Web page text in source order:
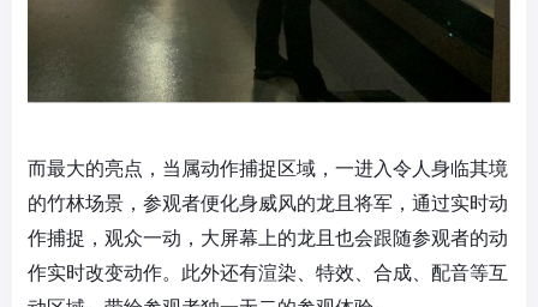
而最大的亮点，当属动作捕捉区域，一进入令人身临其境
的竹林场景，参观者便化身威风的龙且将军，通过实时动
作捕捉，观众一动，大屏幕上的龙且也会跟随参观者的动
作实时改变动作。此外还有渲染、特效、合成、配音等互